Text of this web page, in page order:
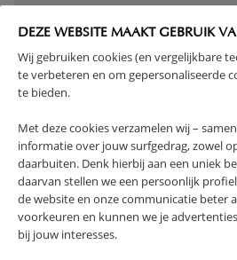
DEZE WEBSITE MAAKT GEBRUIK
Wij gebruiken cookies (en vergelijkbare
te verbeteren en om gepersonaliseerde
te bieden.
Met deze cookies verzamelen wij –
informatie over jouw surfgedrag, zowel
daarbuiten. Denk hierbij aan een uniek
daarvan stellen we een persoonlijk
de website en onze communicatie beter
voorkeuren en kunnen we je
bij jouw interesses.
RETOUREN
High-contrast mode
VAAK SAMEN